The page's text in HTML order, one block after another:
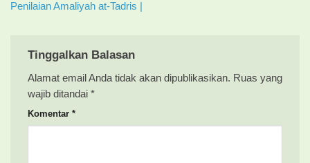
Penilaian Amaliyah at-Tadris |
Tinggalkan Balasan
Alamat email Anda tidak akan dipublikasikan. Ruas yang
wajib ditandai *
Komentar *